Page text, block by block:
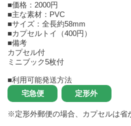
■価格：2000円
■主な素材：PVC
■サイズ：全長約58mm
■カプセルトイ（400円）
■備考
カプセル付
ミニブック5枚付
■利用可能発送方法
※定形外郵便の場合、カプセルは省